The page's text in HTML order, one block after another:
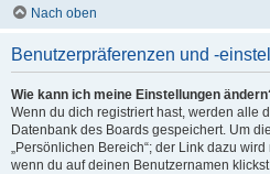
Nach oben
Benutzerpräferenzen und -
Wie kann ich meine Einstellungen
Wenn du dich registriert hast, werden alle
Datenbank des Boards gespeichert. Um
„Persönlichen Bereich“; der Link dazu
wenn du auf deinen Benutzernamen